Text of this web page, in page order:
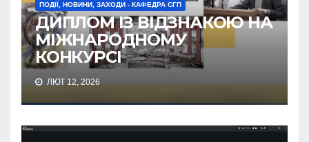
ПОДІЇ, НОВИНИ, ЗАХОДИ - КАФЕДРА СГП
ДИПЛОМ ІЗ ВІДЗНАКОЮ НА
МІЖНАРОДНОМУ
КОНКУРСІ
ЛЮТ 12, 2026